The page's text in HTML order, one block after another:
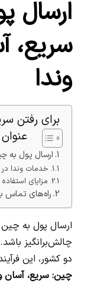
ارسال
سریع،
وندا
برای رفتن
ارسال پول به
خدمات وندا
مزایای
راه‌های تماس
ارسال پول به چین
چالش‌برانگیز
دو کشور، این
چین: سریع،